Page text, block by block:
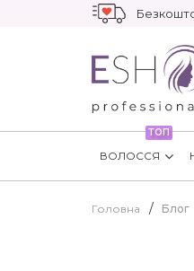
ТОП
ВОЛОССЯ
Головна Блог